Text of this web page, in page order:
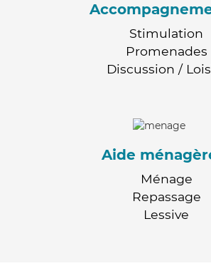
Stimulation
Promenades
Discussion /
Aide
Ménage
Repassage
Lessive